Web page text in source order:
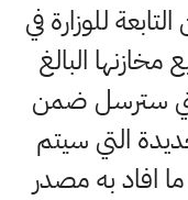
للوزارة في
البالغ
التي سترسل ضمن
التي سيتم
افاد به مصدر